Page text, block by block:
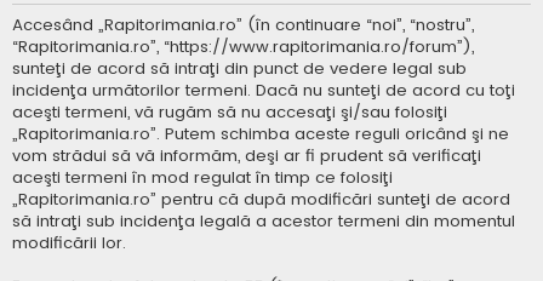
t
Accesând „Rapitorimania.ro” (în continuare “noi”, “nostru”,
“Rapitorimania.ro”, “https://www.rapitorimania.ro/forum”),
sunteţi de acord să intraţi din punct de vedere legal sub
incidenţa următorilor termeni. Dacă nu sunteţi de acord cu toţi
aceşti termeni, vă rugăm să nu accesaţi şi/sau folosiţi
„Rapitorimania.ro”. Putem schimba aceste reguli oricând şi ne
vom strădui să vă informăm, deşi ar fi prudent să verificaţi
aceşti termeni în mod regulat în timp ce folosiţi
„Rapitorimania.ro” pentru că după modificări sunteţi de acord
să intraţi sub incidenţa legală a acestor termeni din momentul
modificării lor.